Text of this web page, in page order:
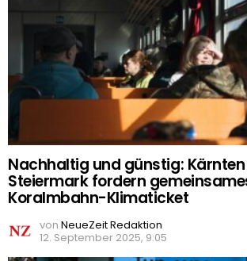
Nachhaltig und günstig:
Steiermark fordern
Koralmbahn-Klimaticket
von NeueZeit Redaktion
12. September 2025, 9:05